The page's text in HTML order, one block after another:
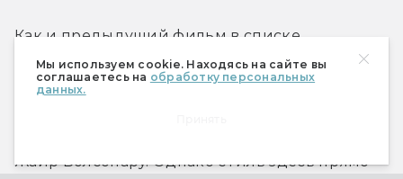
Мы используем cookie. Находясь на сайте вы
соглашаетесь на обработку персональных
данных.
Как и предыдущий фильм в списке,
«Божественная любовь» — отповедь
диктатуре; не случайно выход картины
Жаир Болсонару. Однако стиль здесь прямо